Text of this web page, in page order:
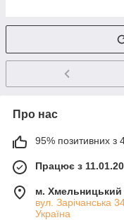
Про нас
95% позитивних з
Працює з
м. Хмельницький
вул. Зарічанська
Україна